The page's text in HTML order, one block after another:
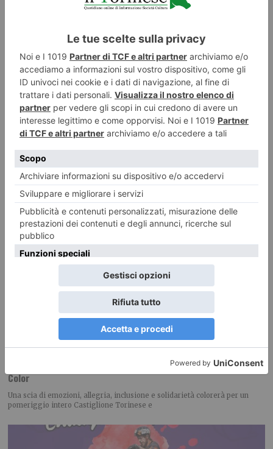
Calciomercato, Torino e Juventus: le ultime novità!
Il calciomercato entra nella sua fase più calda. Torino e Juventus hanno
già effettuato diversi movimenti,
Due Comuni, un solo entusiasmo: il 12 settembre torna la Hope
Color
Una scia di emozioni, allegria, inclusione e solidarietà colorerà per un
pomeriggio intero Castiglione Torinese e